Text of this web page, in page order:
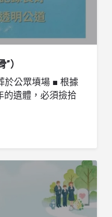
）
於公眾墳場 ■ 根據
的遺體，必須撿拾